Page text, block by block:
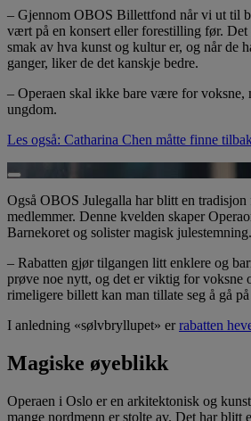
– Gjennom OBOS Billettfond når vi ut til
vært på en konsert eller forestilling før. Det
smak av hva kunst og kultur er, og når de
ganger, liker de det kanskje bedre.
– Operaen skal ikke bare være for voksne,
ungdom.
Les også: Catharina Chen måtte finne
Spill av video
Også OBOS Julegalla har blitt en
medlemmer. Denne kvelden skaper
Barnekoret og solister magisk julestemning.
– Rabatten gjør tilgangen litt enklere og
prøve noe nytt, og det er viktig for voksne
rimeligere billett kan man tillate seg å gå
I anledning «sølvbryllupet» errabatten
Magiske øyeblikk
Operaen i Oslo er en arkitektonisk og
mange nordmenn er stolte av. Det har blitt